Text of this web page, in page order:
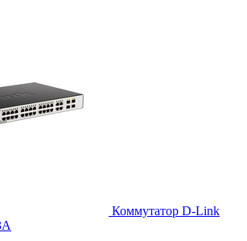
Коммутатор D-Link